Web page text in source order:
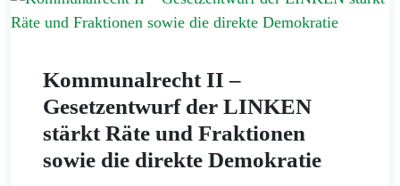
Kommunalrecht II –
Gesetzentwurf der LINKEN
stärkt Räte und Fraktionen
sowie die direkte Demokratie